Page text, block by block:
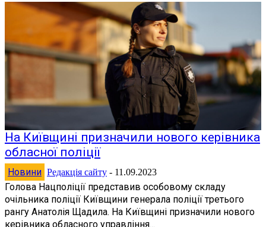
На Київщині призначили нового керівника
обласної поліції
Новини Редакція сайту - 11.09.2023
Голова Нацполіції представив особовому складу
очільника поліції Київщини генерала поліції третього
рангу Анатолія Щадила. На Київщині призначили нового
керівника обласного управління...